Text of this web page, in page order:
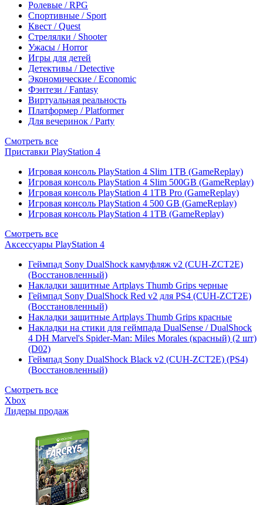
Ролевые / RPG
Спортивные / Sport
Квест / Quest
Стрелялки / Shooter
Ужасы / Horror
Игры для детей
Детективы / Detective
Экономические / Economic
Фэнтези / Fantasy
Виртуальная реальность
Платформер / Platformer
Для вечеринок / Party
Смотреть все
Приставки PlayStation 4
Игровая консоль PlayStation 4 Slim 1TB (GameReplay)
Игровая консоль PlayStation 4 Slim 500GB (GameReplay)
Игровая консоль PlayStation 4 1TB Pro (GameReplay)
Игровая консоль PlayStation 4 500 GB (GameReplay)
Игровая консоль PlayStation 4 1TB (GameReplay)
Смотреть все
Аксессуары PlayStation 4
Геймпад Sony DualShock камуфляж v2 (CUH-ZCT2E)
(Восстановленный)
Накладки защитные Artplays Thumb Grips черные
Геймпад Sony DualShock Red v2 для PS4 (CUH-ZCT2E)
(Восстановленный)
Накладки защитные Artplays Thumb Grips красные
Накладки на стики для геймпада DualSense / DualShock
4 DH Marvel's Spider-Man: Miles Morales (красный) (2 шт)
(D02)
Геймпад Sony DualShock Black v2 (CUH-ZCT2E) (PS4)
(Восстановленный)
Смотреть все
Xbox
Лидеры продаж